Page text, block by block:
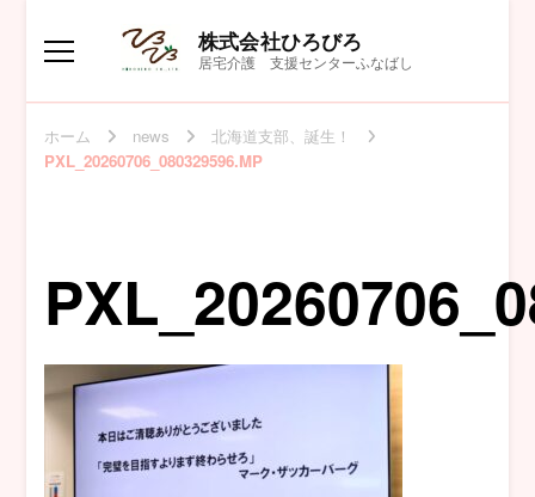
株式会社ひろびろ
居宅介護 支援センターふなばし
ホーム news
北海道支部、誕生！
PXL_20260706_080329596.MP